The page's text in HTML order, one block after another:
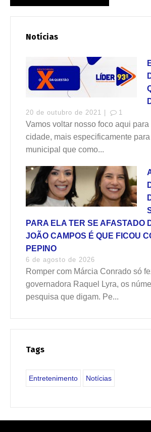
Notícias
20 de outubro de 2021 | 1
Vamos voltar nosso foco aqui para
cidade, mais especificamente
municipal que como...
PARA ELA TER SE AFASTADO
JOÃO CAMPOS É QUE FICOU
PEPINO
6 de agosto de 2026
Romper com Márcia Conrado só
governadora Raquel Lyra, os
pesquisa que digam. Pe...
Tags
Entretenimento Notícias